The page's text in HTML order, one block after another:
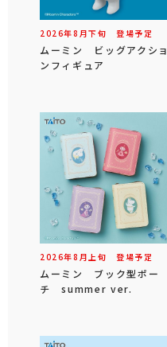
2026年8 月下旬 登場予定
ムーミン ビッグアクショ
ンフィギュア
2026年8 月 上旬 登場予定
ムーミン ブック型ポー
チ summer ver.